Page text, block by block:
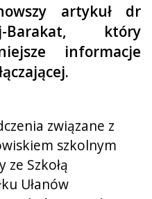
artykuł dr
Barakat, który
informacje
związane z
szkolnym
ze Szkołą
Ułanów